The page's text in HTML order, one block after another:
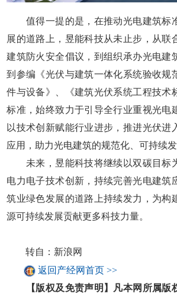
值得一提的是，在推动光电建筑标
展的道路上，昱能科技从未止步，从联
建筑防火安全倡议，到组织承办光电建
到参编《光伏与建筑一体化系统验收规
件与设备》、《建筑光伏系统工程技术
标准，始终致力于引导全行业重视光电
以技术创新赋能行业进步，推进光伏进
应用，助力光电建筑的规范化、可持续发
未来，昱能科技将继续以双碳目标
电力电子技术创新，持续完善光电建筑
筑业绿色发展的道路上持续发力，为构
源可持续发展贡献更多科技力量。
转自：新浪网
返回产经网首页 >>
【版权及免责声明】凡本网所属版